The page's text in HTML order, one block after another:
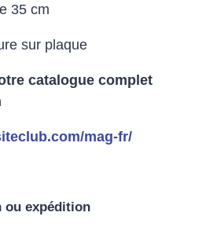
35 cm
sur plaque
catalogue complet
mag-fr/
ou expédition